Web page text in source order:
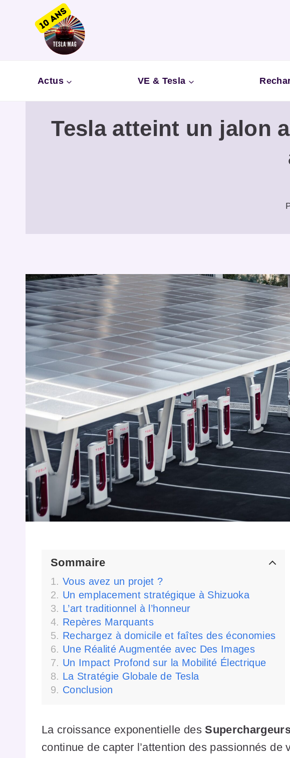
Actus VE & Tesla
Tesla atteint un jalon
Sommaire
Vous avez un projet ?
Un emplacement stratégique à Shizuoka
L’art traditionnel à l’honneur
Repères Marquants
Rechargez à domicile et faîtes des économies
Une Réalité Augmentée avec Des Images
Un Impact Profond sur la Mobilité Électrique
La Stratégie Globale de Tesla
Conclusion
La croissance exponentielle des
continue de capter l’attention des passionnés de